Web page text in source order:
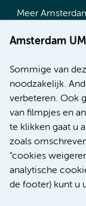
Amsterdam
Sommige van
noodzakelijk.
verbeteren. Ook
van filmpjes en
te klikken gaat u
zoals
"cookies
analytische
de footer) kunt u
Meer
Werken bij
Nieuws
Research
Educatie locatie
Educatie
Verwijzen &